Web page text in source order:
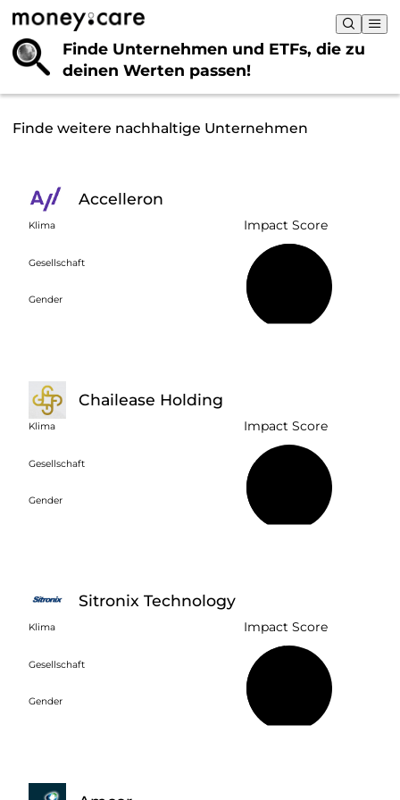
Finde Unternehmen und ETFs, die zu
deinen Werten passen!
Finde weitere nachhaltige Unternehmen
Accelleron
Klima
Gesellschaft
Gender
Impact Score
Chailease Holding
Klima
Gesellschaft
Gender
Impact Score
Sitronix Technology
Klima
Gesellschaft
Gender
Impact Score